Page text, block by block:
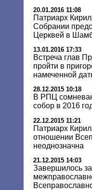
20.01.2016 11:08
Патриарх
Собрании
Церквей в
13.01.2016 17:33
Встреча глав
пройти в
намеченной
28.12.2015 10:18
В РПЦ
собор в 2016
22.12.2015 11:21
Патриарх
отношении
неоднозначна
21.12.2015 14:03
Завершилось